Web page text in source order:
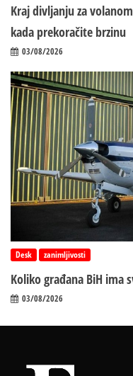
Kraj divljanju za
kada prekoračite brzinu
03/08/2026
Desk zanimljivosti
Koliko građana BiH ima
03/08/2026